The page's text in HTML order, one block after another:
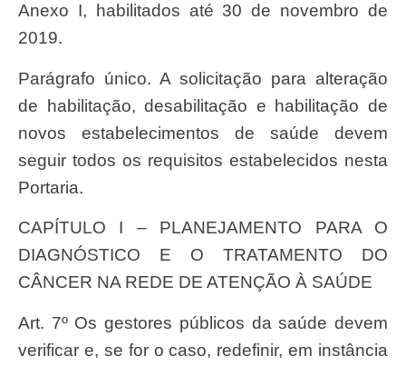
Anexo I, habilitados até 30 de novembro de
2019.
Parágrafo único. A solicitação para alteração
de habilitação, desabilitação e habilitação de
novos estabelecimentos de saúde devem
seguir todos os requisitos estabelecidos nesta
Portaria.
CAPÍTULO I – PLANEJAMENTO PARA O
DIAGNÓSTICO E O TRATAMENTO DO
CÂNCER NA REDE DE ATENÇÃO À SAÚDE
Art. 7º Os gestores públicos da saúde devem
verificar e, se for o caso, redefinir, em instância